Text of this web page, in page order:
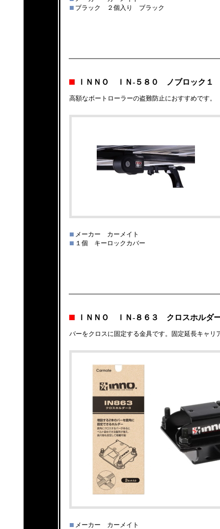
ブラック ２個入り ブラック
ＩＮＮＯ ＩＮ-５８０ ノブロック１
高額なボートローラーの盗難防止におすすめです。
メーカー カーメイト
１個 キーロックカバー
ＩＮＮＯ ＩＮ-８６３ クロスホルダ
バーをクロスに固定する金具です。固定延長キャリ
メーカー カーメイト